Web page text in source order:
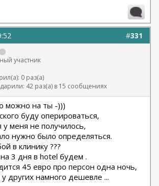
#331
участник
0 раз(а)
42 раз(а) в 15 сообщениях
можно на ты -)))
буду оперироваться,
у меня не получилось,
нужно было определяться.
в клинику ???
3 дня в hotel будем .
45 евро про персон одна ночь,
у других намного дешевле ...